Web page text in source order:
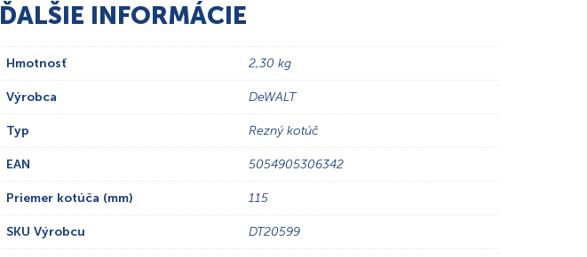
ĎALŠIE INFORMÁCIE
Hmotnosť 2,30 kg
Výrobca DeWALT
Typ Rezný kotúč
EAN 5054905306342
Priemer kotúča (mm) 115
SKU Výrobcu DT20599